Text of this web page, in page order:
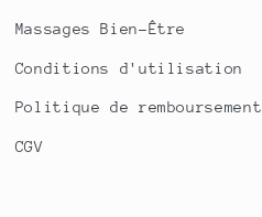
Massages Bien-Être
Conditions d'utilisation
Politique de remboursement
CGV